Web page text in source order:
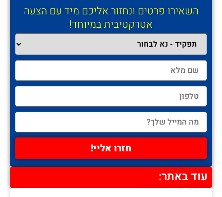
השאירו פרטים ונחזור אליכם מיד עם הצעה
אטרקטיבית במיוחד!
חזרו אליי!
עוד באתר: